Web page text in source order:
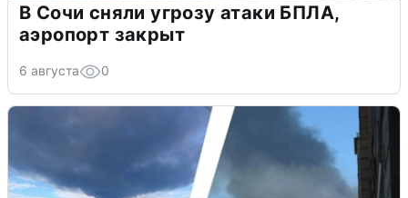
В Сочи сняли угрозу атаки БПЛА,
аэропорт закрыт
6 августа 0